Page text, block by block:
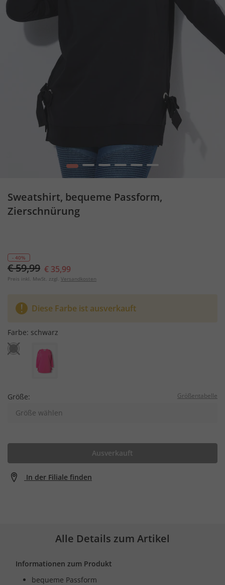
1 2 3 4 5 6
Sweatshirt, bequeme Passform,
Zierschnürung
- 40%
€ 59,99 € 35,99
Preis inkl. MwSt. zzgl. Versandkosten
Diese Farbe ist ausverkauft
Farbe: schwarz
Größe: Größentabelle
Größe wählen
Ausverkauft
In der Filiale finden
Alle Details zum Artikel
Informationen zum Produkt
bequeme Passform